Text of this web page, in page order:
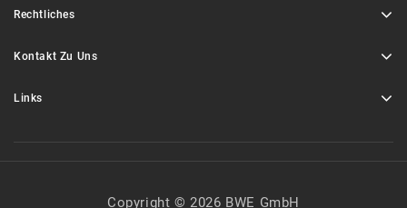
Rechtliches
Kontakt Zu Uns
Links
Copyright © 2026 BWE GmbH